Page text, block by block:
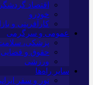
اقتصاد
خودرو
کارآفرینی و
عمومی و سرگرمی
پزشکی، سلامت
حقوق و قضایی
ورزشی
سایر راه‌ها
تور و سفر